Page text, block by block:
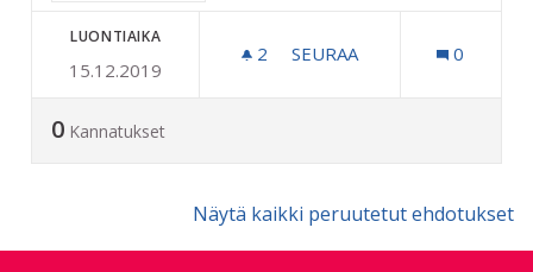
LUONTIAIKA
15.12.2019
2 2 SEURAAJAA
SEURAA 0
0 Kannatukset
Näytä kaikki peruutetut ehdotukset